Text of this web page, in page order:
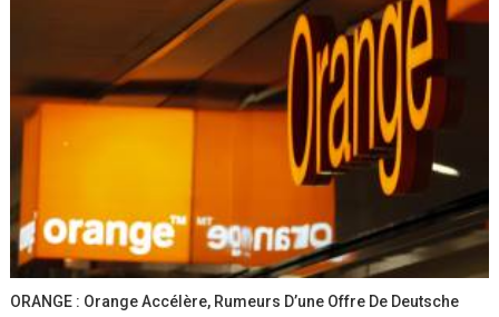
ORANGE : Orange Accélère, Rumeurs D’une Offre De Deutsche